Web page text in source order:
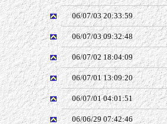
06/07/03 20:33:59
06/07/03 09:32:48
06/07/02 18:04:09
06/07/01 13:09:20
06/07/01 04:01:51
06/06/29 07:42:46